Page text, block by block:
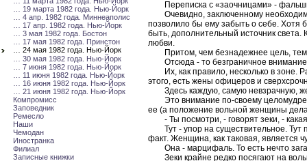
… 19 марта 1982 года. Нью-Йорк
… 4 апр. 1982 года. Миннеаполис
… 17 апр. 1982 года. Нью-Йорк
… 3 мая 1982 года. Бостон
… 17 мая 1982 года. Принстон
… 24 мая 1982 года. Нью-Йорк
… 30 мая 1982 года. Нью-Йорк
… 7 июня 1982 года. Нью-Йорк
… 11 июня 1982 года. Нью-Йорк
… 16 июня 1982 года. Нью-Йорк
… 21 июня 1982 года. Нью-Йорк
Компромисс
Заповедник
Ремесло
Наши
Чемодан
Иностранка
Филиал
Записные книжки
Переписка с «заочницами» -
Очевидно, заключенному
позволило бы ему забыть о себе. Хотя
быть, дополнительный источник
любви.
Притом, чем безнадежнее цель,
Отсюда - то безграничное
Их, как правило, несколько в зоне.
этого, есть жены офицеров и
Здесь каждую, самую невзрачную,
Это внимание по-своему
ее (а положение вольной женщины
- Ты посмотри, - говорят зеки, -
Тут - упор на существительное.
факт. Женщина, как таковая, является
Она - марцифаль. То есть нечто
Зеки крайне редко посягают на